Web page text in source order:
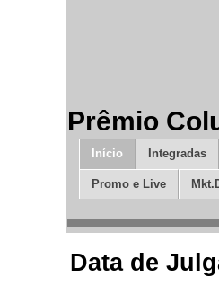
Prêmio
Início Integradas
Promo e Live
Data de